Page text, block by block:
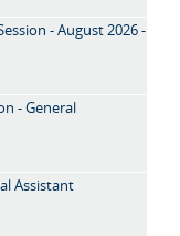
- August 2026 -
- General
Assistant